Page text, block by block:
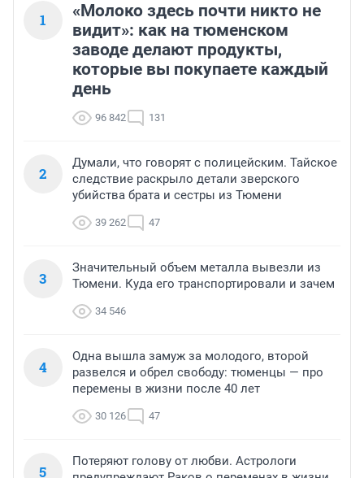
1
«Молоко здесь почти никто не
видит»: как на тюменском
заводе делают продукты,
которые вы покупаете каждый
день
96 842 131
2
Думали, что говорят с полицейским. Тайское
следствие раскрыло детали зверского
убийства брата и сестры из Тюмени
39 262 47
3
Значительный объем металла вывезли из
Тюмени. Куда его транспортировали и зачем
34 546
4
Одна вышла замуж за молодого, второй
развелся и обрел свободу: тюменцы — про
перемены в жизни после 40 лет
30 126 47
5
Потеряют голову от любви. Астрологи